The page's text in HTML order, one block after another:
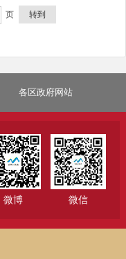
页 转到
各区政府网站
微博 微信